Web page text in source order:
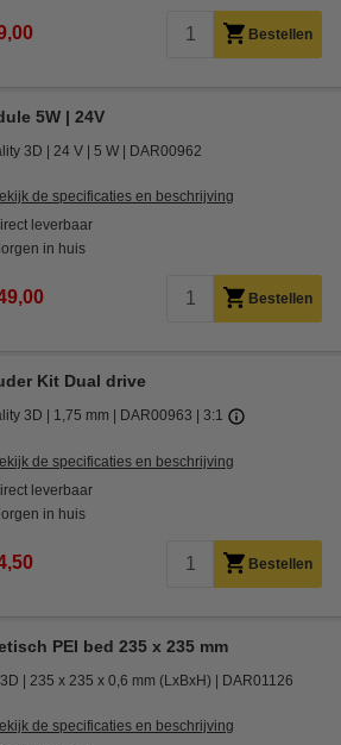
Bestellen
5W | 24V
3D 24 V 5 W DAR00962
de specificaties en beschrijving
leverbaar
in huis
Bestellen
Kit Dual drive
3D 1,75 mm DAR00963 3:1
de specificaties en beschrijving
leverbaar
in huis
Bestellen
PEI bed 235 x 235 mm
235 x 235 x 0,6 mm (LxBxH) DAR01126
de specificaties en beschrijving